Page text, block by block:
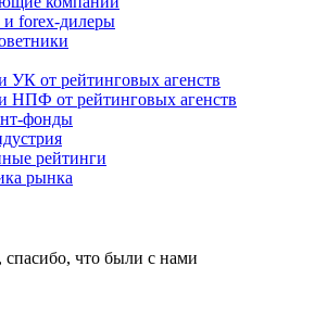
и forex-дилеры
УК от рейтинговых агенств
НПФ от рейтинговых агенств
фонды
рейтинги
рынка
спасибо, что были с нами